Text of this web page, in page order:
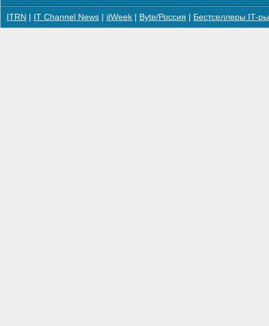
ITRN IT Channel News itWeek Byte/Россия Бестселлеры IT-